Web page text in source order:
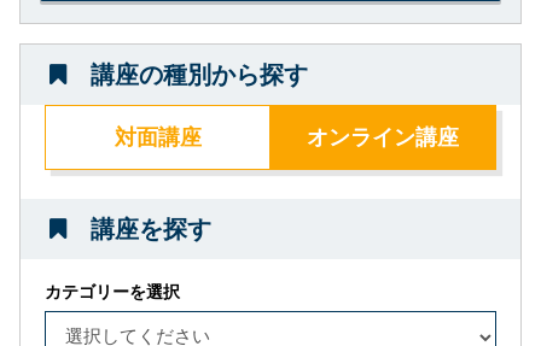
講座の種別から探す
対面講座 オンライン講座
講座を探す
カテゴリーを選択